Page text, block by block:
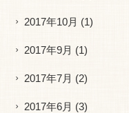
2017年10月 (1)
2017年9月 (1)
2017年7月 (2)
2017年6月 (3)